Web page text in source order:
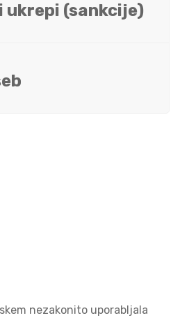
ukrepi (sankcije)
nezakonito uporabljala